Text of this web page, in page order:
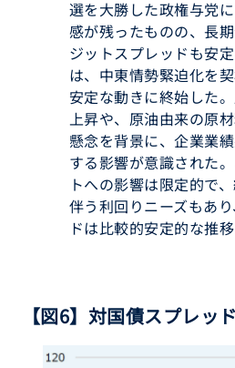
選を大勝した政権与党
感が残ったものの、長
ジットスプレッドも安
は、中東情勢緊迫化を
安定な動きに終始した
上昇や、原油由来の原
懸念を背景に、企業業
する影響が意識された
トへの影響は限定的で
伴う利回りニーズもあ
ドは比較的安定的な推移
【図6】対国債スプレッ